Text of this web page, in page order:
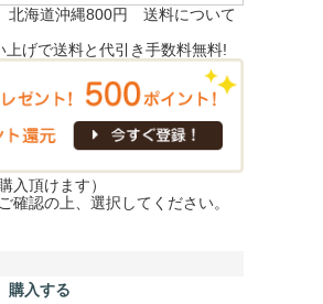
北海道沖縄800円 送料について
げで送料と代引き手数料無料!
入頂けます）
確認の上、選択してください。
購入する